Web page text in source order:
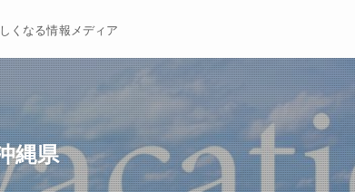
くなる情報メディア
縄県